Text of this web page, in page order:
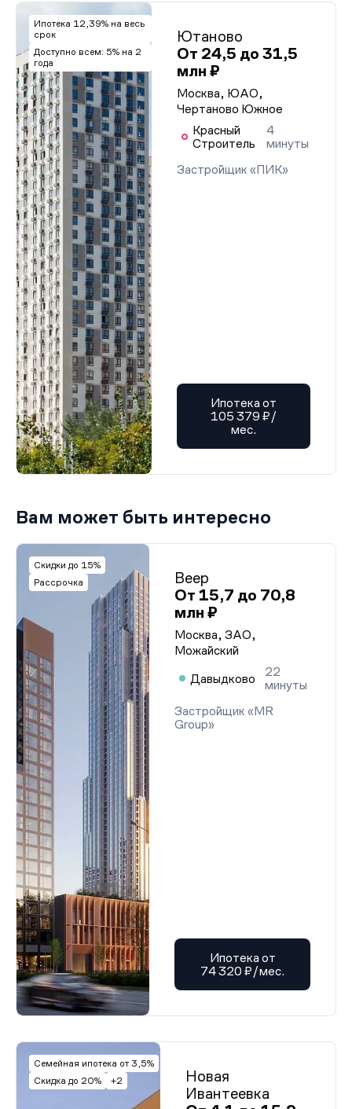
Ипотека 12,39% на весь
срок
Доступно всем: 5% на 2
года
Ютаново
От 24,5 до 31,5
млн ₽
Москва, ЮАО,
Чертаново Южное
Красный
Строитель
4
минуты
Застройщик «ПИК»
Ипотека от
105 379 ₽/
мес.
Вам может быть интересно
Скидки до 15%
Рассрочка
Веер
От 15,7 до 70,8
млн ₽
Москва, ЗАО,
Можайский
Давыдково
22
минуты
Застройщик «MR
Group»
Ипотека от
74 320 ₽/мес.
Семейная ипотека от 3,5%
Скидка до 20%
+2
Новая
Ивантеевка